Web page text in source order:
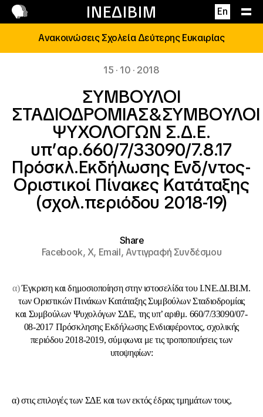
ΙΝΕΔΙΒΙΜ En
Επικοινωνία
Ανακοινώσεις Σχολεία Δεύτερης Ευκαιρίας
15 · 10 · 2018
ΣΥΜΒΟΥΛΟΙ
ΣΤΑΔΙΟΔΡΟΜΙΑΣ&ΣΥΜΒΟΥΛΟΙ
ΨΥΧΟΛΟΓΩΝ Σ.Δ.Ε.
υπ’αρ.660/7/33090/7.8.17
Πρόσκλ.Εκδήλωσης Ενδ/ντος-
Οριστικοί Πίνακες Κατάταξης
(σχολ.περιόδου 2018-19)
Share
Facebook,X, Email,Αντιγραφή Συνδέσμου
α)Έγκριση και δημοσιοποίηση στην ιστοσελίδα του Ι.ΝΕ.ΔΙ.ΒΙ.Μ.
των Οριστικών Πινάκων Κατάταξης Συμβούλων Σταδιοδρομίας
και Συμβούλων Ψυχολόγων ΣΔΕ, της υπ’ αριθμ. 660/7/33090/07-
08-2017 Πρόσκλησης Εκδήλωσης Ενδιαφέροντος, σχολικής
περιόδου 2018-2019, σύμφωνα με τις τροποποιήσεις των
υποψηφίων:
α) στις επιλογές των ΣΔΕ και των εκτός έδρας τμημάτων τους,